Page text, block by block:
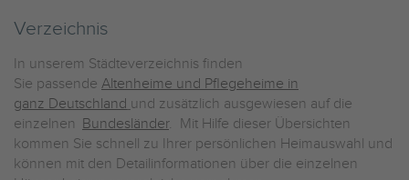
Verzeichnis
In unserem Städteverzeichnis finden
Sie passende Altenheime und Pflegeheime in
ganz Deutschland und zusätzlich ausgewiesen auf die
einzelnen Bundesländer. Mit Hilfe dieser Übersichten
kommen Sie schnell zu Ihrer persönlichen Heimauswahl und
können mit den Detailinformationen über die einzelnen